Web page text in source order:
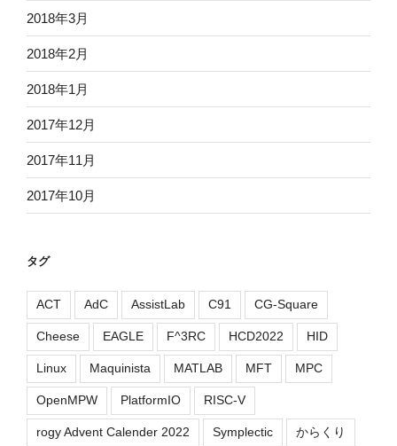
2018年3月
2018年2月
2018年1月
2017年12月
2017年11月
2017年10月
タグ
ACT AdC AssistLab C91 CG-Square
Cheese EAGLE F^3RC HCD2022 HID
Linux Maquinista MATLAB MFT MPC
OpenMPW PlatformIO RISC-V
rogy Advent Calender 2022 Symplectic からくり